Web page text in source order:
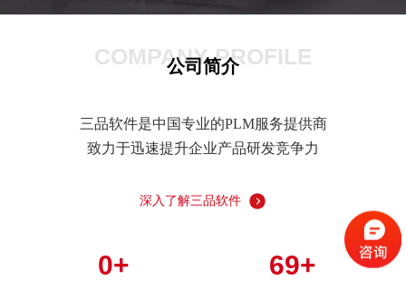
COMPANY PROFILE
公司简介
三品软件是中国专业的PLM服务提供商
致力于迅速提升企业产品研发竞争力
深入了解三品软件
0+ 69+